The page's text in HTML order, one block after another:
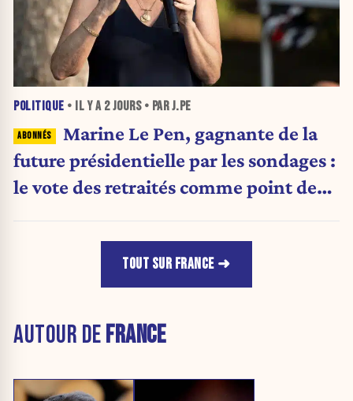
POLITIQUE • IL Y A 2 JOURS• PAR J.PE
Marine Le Pen, gagnante de la
future présidentielle par les sondages :
le vote des retraités comme point de
TOUT SUR FRANCE
AUTOUR DEFRANCE